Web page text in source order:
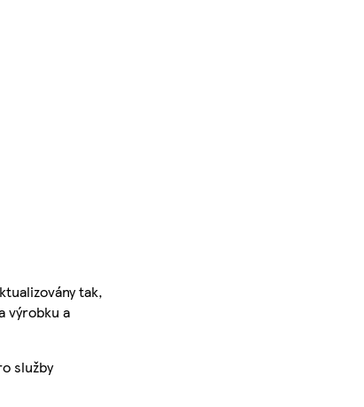
tak,
výrobku a
služby